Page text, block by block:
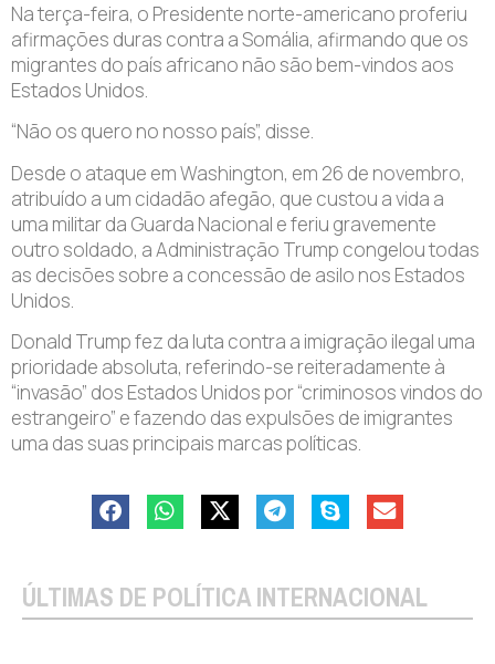
Na terça-feira, o Presidente norte-americano proferiu
afirmações duras contra a Somália, afirmando que os
migrantes do país africano não são bem-vindos aos
Estados Unidos.
“Não os quero no nosso país”, disse.
Desde o ataque em Washington, em 26 de novembro,
atribuído a um cidadão afegão, que custou a vida a
uma militar da Guarda Nacional e feriu gravemente
outro soldado, a Administração Trump congelou todas
as decisões sobre a concessão de asilo nos Estados
Unidos.
Donald Trump fez da luta contra a imigração ilegal uma
prioridade absoluta, referindo-se reiteradamente à
“invasão” dos Estados Unidos por “criminosos vindos do
estrangeiro” e fazendo das expulsões de imigrantes
uma das suas principais marcas políticas.
ÚLTIMAS DE POLÍTICA INTERNACIONAL